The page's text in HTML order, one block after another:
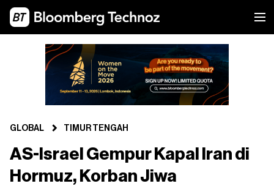
GLOBAL TIMUR TENGAH
AS-Israel Gempur Kapal Iran di
Hormuz, Korban Jiwa